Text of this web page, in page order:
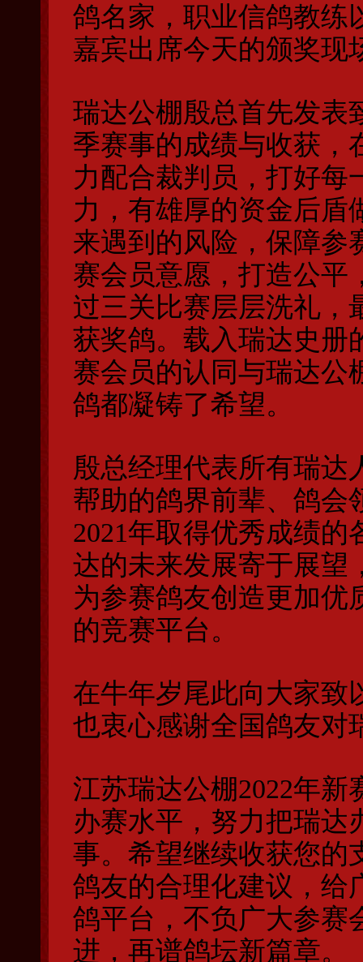
鸽名家，职业信鸽教练
嘉宾出席今天的颁奖现
瑞达公棚殷总首先发表
季赛事的成绩与收获，
力配合裁判员，打好每
力，有雄厚的资金后盾
来遇到的风险，保障参
赛会员意愿，打造公平
过三关比赛层层洗礼，
获奖鸽。载入瑞达史册
赛会员的认同与瑞达公
鸽都凝铸了希望。
殷总经理代表所有瑞达
帮助的鸽界前辈、鸽会
2021年取得优秀成绩
达的未来发展寄于展望
为参赛鸽友创造更加优
的竞赛平台。
在牛年岁尾此向大家致
也衷心感谢全国鸽友对
江苏瑞达公棚2022年
办赛水平，努力把瑞达
事。希望继续收获您的
鸽友的合理化建议，给
鸽平台，不负广大参赛
进，再谱鸽坛新篇章。